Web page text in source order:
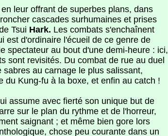
leur offrant de superbes plans, dans
cascades surhumaines et prises
Tsui Hark. Les combats s'enchaînent
est d'ordinaire l'écueil de ce genre de
spectateur au bout d'une demi-heure : ici,
sont revisités. Du combat de rue au duel
au carnage le plus salissant,
du Kung-fu à la boxe, et enfin au catch !
assume avec fierté son unique but de
sur le plan du rythme et de l'horreur,
saignant ; et même bien gore lors
chose peu courante dans un